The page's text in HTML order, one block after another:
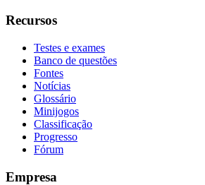
Recursos
Testes e exames
Banco de questões
Fontes
Notícias
Glossário
Minijogos
Classificação
Progresso
Fórum
Empresa